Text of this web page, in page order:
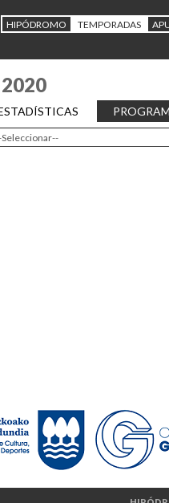
HIPÓDROMO TEMPORADAS